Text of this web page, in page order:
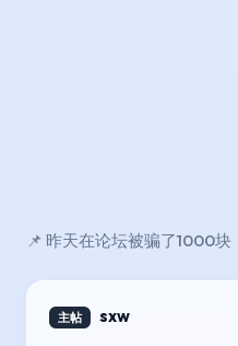
📌 昨天在论坛被骗了1000块
主帖 sxw